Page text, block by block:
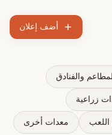
أضف إعلان
والفنادق
زراعية
معدات أخرى